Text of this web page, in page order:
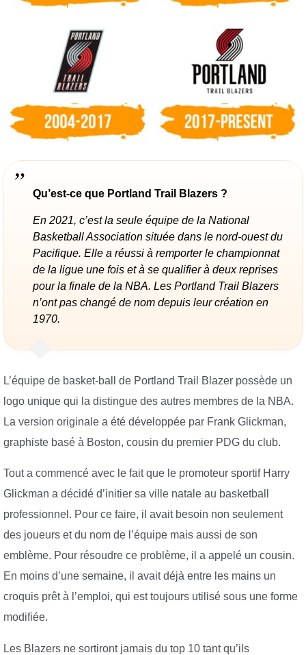
Qu’est-ce que Portland Trail Blazers ?
En 2021, c’est la seule équipe de la National
Basketball Association située dans le nord-ouest du
Pacifique. Elle a réussi à remporter le championnat
de la ligue une fois et à se qualifier à deux reprises
pour la finale de la NBA. Les Portland Trail Blazers
n’ont pas changé de nom depuis leur création en
1970.
L’équipe de basket-ball de Portland Trail Blazer possède un
logo unique qui la distingue des autres membres de la NBA.
La version originale a été développée par Frank Glickman,
graphiste basé à Boston, cousin du premier PDG du club.
Tout a commencé avec le fait que le promoteur sportif Harry
Glickman a décidé d’initier sa ville natale au basketball
professionnel. Pour ce faire, il avait besoin non seulement
des joueurs et du nom de l’équipe mais aussi de son
emblème. Pour résoudre ce problème, il a appelé un cousin.
En moins d’une semaine, il avait déjà entre les mains un
croquis prêt à l’emploi, qui est toujours utilisé sous une forme
modifiée.
Les Blazers ne sortiront jamais du top 10 tant qu’ils